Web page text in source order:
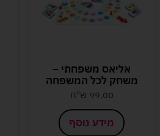
אליאס משפחתי –
משחק לכל המשפחה
99.00 ש"ח
מידע נוסף